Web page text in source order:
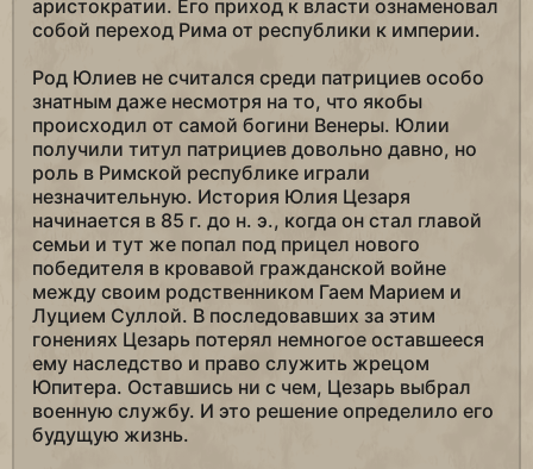
аристократии. Его приход к власти ознаменовал
собой переход Рима от республики к империи.
Род Юлиев не считался среди патрициев особо
знатным даже несмотря на то, что якобы
происходил от самой богини Венеры. Юлии
получили титул патрициев довольно давно, но
роль в Римской республике играли
незначительную. История Юлия Цезаря
начинается в 85 г. до н. э., когда он стал главой
семьи и тут же попал под прицел нового
победителя в кровавой гражданской войне
между своим родственником Гаем Марием и
Луцием Суллой. В последовавших за этим
гонениях Цезарь потерял немногое оставшееся
ему наследство и право служить жрецом
Юпитера. Оставшись ни с чем, Цезарь выбрал
военную службу. И это решение определило его
будущую жизнь.